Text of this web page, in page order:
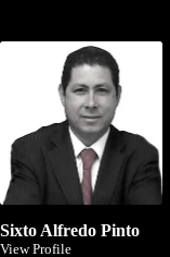
Sixto Alfredo Pinto
View Profile